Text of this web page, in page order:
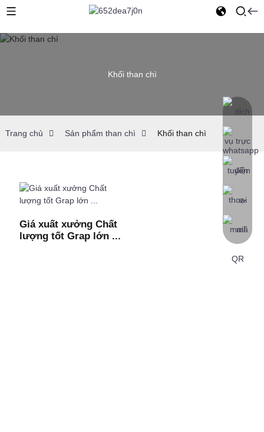
Khối than chì
Trang chủ Sản phẩm than chì Khối than chì
Giá xuất xưởng Chất
lượng tốt Grap lớn ...